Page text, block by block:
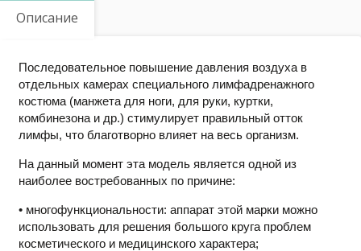
Описание
Последовательное повышение давления воздуха в
отдельных камерах специального лимфадренажного
костюма (манжета для ноги, для руки, куртки,
комбинезона и др.) стимулирует правильный отток
лимфы, что благотворно влияет на весь организм.
На данный момент эта модель является одной из
наиболее востребованных по причине:
• многофункциональности: аппарат этой марки можно
использовать для решения большого круга проблем
косметического и медицинского характера;